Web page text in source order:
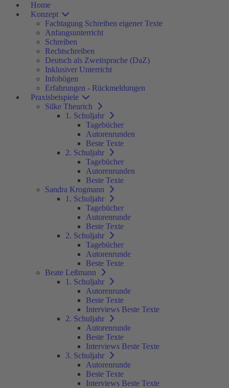
Home
Konzept
Fachtagung Schreiben eigener Texte
Anfangsunterricht
Schreiben
Rechtschreiben
Deutsch als Zweitsprache (DaZ)
Inklusiver Unterricht
Infobögen
Erfahrungen - Rückmeldungen
Praxisbeispiele
Silke Theurich
1. Schuljahr
Tagebücher
Autorenrunden
Beste Texte
2. Schuljahr
Tagebücher
Autorenrunden
Beste Texte
Sandra Krogmann
1. Schuljahr
Tagebücher
Autorenrunde
Beste Texte
2. Schuljahr
Tagebücher
Autorenrunde
Beste Texte
Beate Leßmann
1. Schuljahr
Autorenrunde
Beste Texte
Interviews Beste Texte
2. Schuljahr
Autorenrunde
Beste Texte
Interviews Beste Texte
3. Schuljahr
Autorenrunde
Beste Texte
Interviews Beste Texte